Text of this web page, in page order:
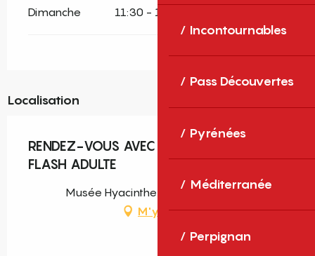
Incontournables
Pass Découvertes
Pyrénées
Méditerranée
Perpignan
Dimanche 11:30 - 12:00
Localisation
RENDEZ-VOUS AVEC MIRÓ - VISITES
FLASH ADULTE
Musée Hyacinthe Rigaud, Perpignan
M'y rendre